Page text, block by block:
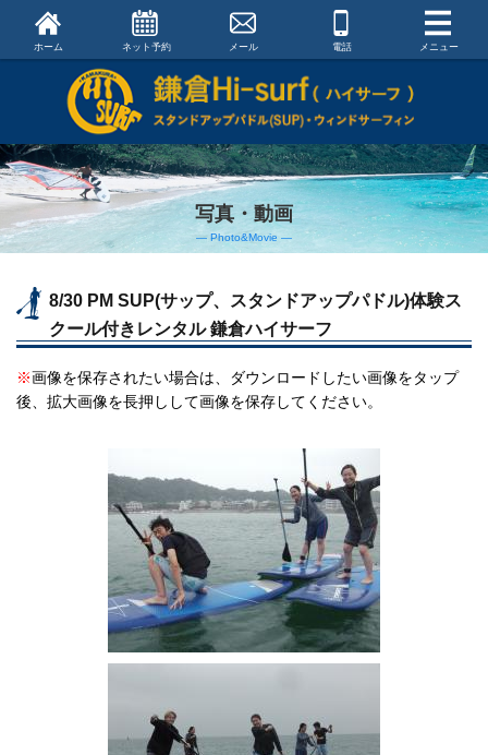
ホーム ネット予約 メール 電話 メニュー
写真・動画
― Photo&Movie ―
8/30 PM SUP(サップ、スタンドアップパドル)体験ス
クール付きレンタル 鎌倉ハイサーフ
※画像を保存されたい場合は、ダウンロードしたい画像をタップ
後、拡大画像を長押しして画像を保存してください。